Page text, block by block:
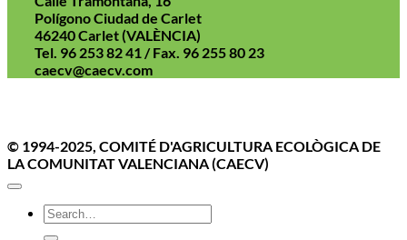
Polígono Ciudad de Carlet
46240 Carlet (VALÈNCIA)
Tel. 96 253 82 41 / Fax. 96 255 80 23
caecv@caecv.com
© 1994-2025, COMITÉ D'AGRICULTURA ECOLÒGICA DE
LA COMUNITAT VALENCIANA (CAECV)